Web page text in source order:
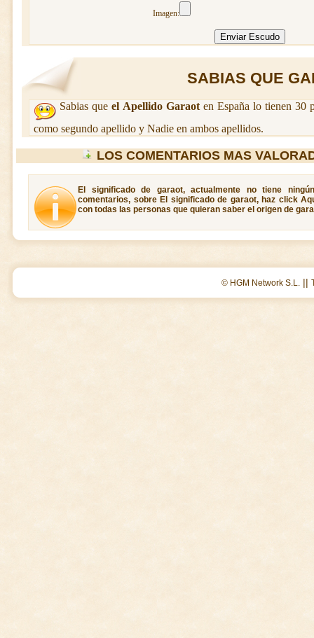
Imagen:
SABIAS QUE
Sabias queel Apellido Garaoten España lo tienen 30
como segundo apellido y Nadie en ambos apellidos.
LOS COMENTARIOS MAS
El significado de garaot, actualmente no tiene
comentarios, sobre El significado de garaot, haz click
con todas las personas que quieran saber el origen de
© HGM Network S.L. ||